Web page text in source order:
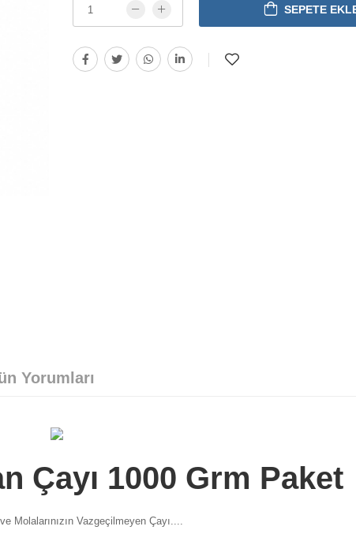
SEPETE
Yorumları
Çayı 1000 Grm Paket
ve Molalarınızın Vazgeçilmeyen Çayı....